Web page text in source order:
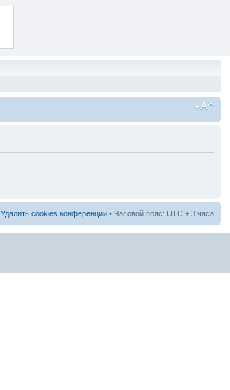
Удалить cookies конференции • Часовой пояс: UTC + 3 часа